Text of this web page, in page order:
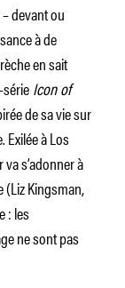
devant ou
à de
en sait
Icon of
de sa vie sur
Exilée à Los
s’adonner à
(Liz Kingsman,
: les
ne sont pas